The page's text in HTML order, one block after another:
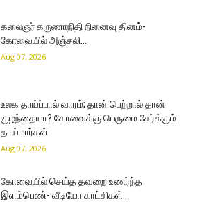
கலைஞர் கருணாநிதி நினைவு தினம்-
கோவையில் அஞ்சலி…
Aug 07, 2026
உலக தாய்ப்பால் வாரம்; தான் பெற்றால் தான்
குழந்தையா? கோவைக்கு பெருமை சேர்க்கும்
தாய்மார்கள்
Aug 07, 2026
கோவையில் செய்த தவறை உணர்ந்த
இளம்பெண்- வீடியோ காட்சிகள்…